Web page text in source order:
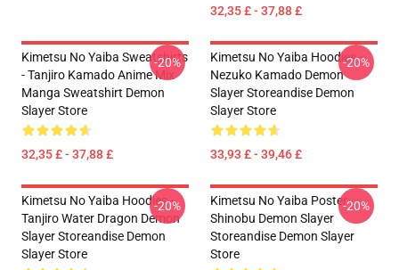
32,35 £ - 37,88 £
Kimetsu No Yaiba Sweatshirts
- Tanjiro Kamado Anime Mix
Manga Sweatshirt Demon
Slayer Store
32,35 £ - 37,88 £
-20%
Kimetsu No Yaiba Hoodies -
Nezuko Kamado Demon
Slayer Storeandise Demon
Slayer Store
33,93 £ - 39,46 £
-20%
Kimetsu No Yaiba Hoodies -
Tanjiro Water Dragon Demon
Slayer Storeandise Demon
Slayer Store
-20%
Kimetsu No Yaiba Poster
Shinobu Demon Slayer
Storeandise Demon Slayer
Store
-20%